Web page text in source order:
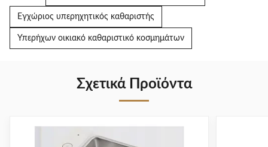
Εγχώριος υπερηχητικός καθαριστής
Υπερήχων οικιακό καθαριστικό κοσμημάτων
Σχετικά Προϊόντα